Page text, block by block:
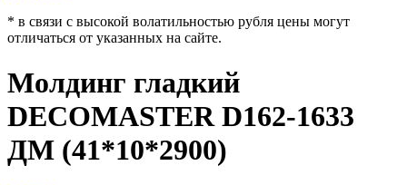
* в связи с высокой волатильностью рубля цены могут
отличаться от указанных на сайте.
Молдинг гладкий
DECOMASTER D162-1633
ДМ (41*10*2900)